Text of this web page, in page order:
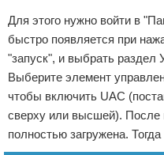
Для этого нужно войти в
быстро появляется при
"запуск", и выбрать раздел
Выберите элемент
чтобы включить UAC
сверху или высшей). После
полностью загружена.